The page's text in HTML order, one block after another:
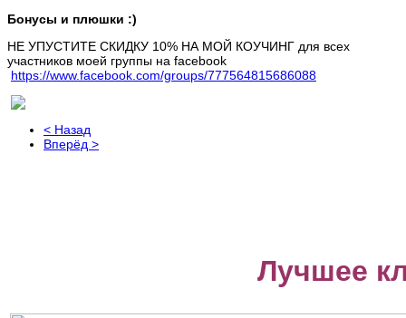
Бонусы и плюшки :)
НЕ УПУСТИТЕ СКИДКУ 10% НА МОЙ КОУЧИНГ для всех
участников моей группы на facebook
https://www.facebook.com/groups/777564815686088
< Назад
Вперёд >
Лучшее